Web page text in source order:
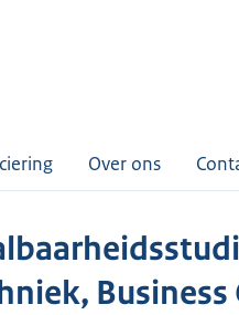
Over ons
Business